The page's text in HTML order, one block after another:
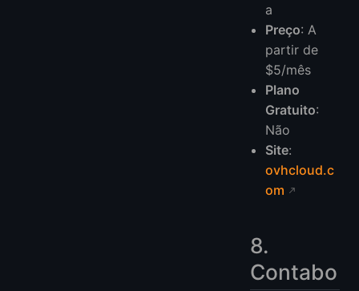
a
Preço: A
partir de
$5/mês
Plano
Gratuito:
Não
Site:
ovhcloud.c
om
8.
Contabo